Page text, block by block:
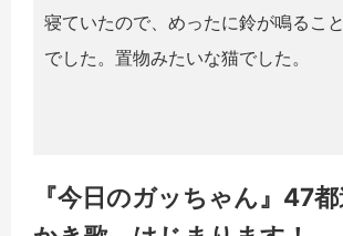
寝ていたので、めったに鈴が鳴るこ
でした。置物みたいな猫でした。
『今日のガッちゃん』47